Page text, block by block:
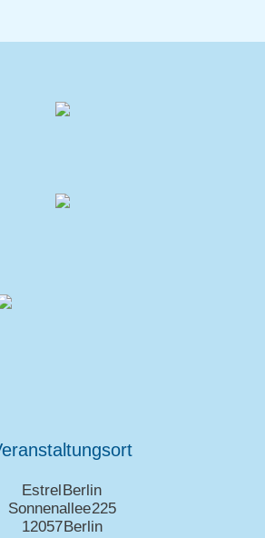
Estrel Berlin
Sonnenallee 225
12057 Berlin